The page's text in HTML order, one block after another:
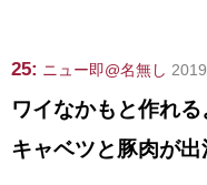
25: ニュー即@名無し
ワイなかもと作れ
キャベツと豚肉が出